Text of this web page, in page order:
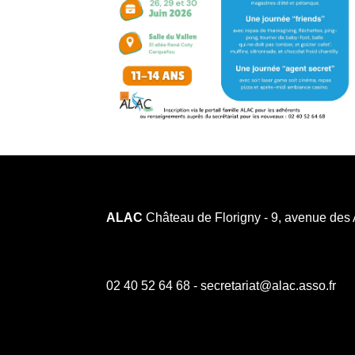
ALAC Château de Florigny - 9, avenue
02 40 52 64 68 - secretariat@alac.asso.fr